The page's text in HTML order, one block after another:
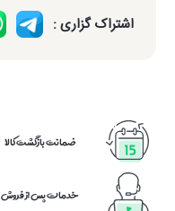
اشتراک گزاری :
ضمانت بازگشت کالا
خدمات پس از فروش